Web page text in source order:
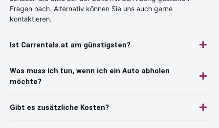
Fragen nach. Alternativ können Sie uns auch gerne
kontaktieren.
Ist Carrentals.at am günstigsten?
Was muss ich tun, wenn ich ein Auto abholen
möchte?
Gibt es zusätzliche Kosten?